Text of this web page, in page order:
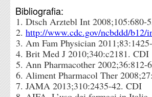
Bibliografia:
Dtsch Arztebl Int 2008;105:680-
http://www.cdc.gov/ncbddd/b12/
Am Fam Physician
Brit Med J 2010;340:c2181. CDI
Ann Pharmacother 2002;36:812-
Aliment Pharmacol Ther
JAMA 2013;310:2435-42. CDI